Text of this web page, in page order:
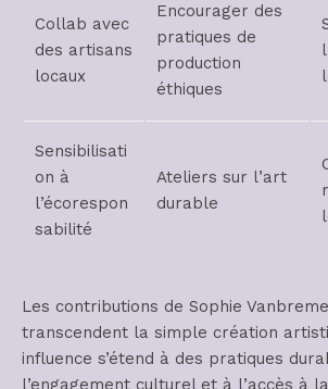
Collab avec
des artisans
locaux
Encourager des
pratiques de
production
éthiques
Sensibilisati
on à
l’écorespon
sabilité
Ateliers sur l’art
durable
Les contributions de Sophie
transcendent la simple création
influence s’étend à des pratiques
l’engagement culturel et à l’accès à